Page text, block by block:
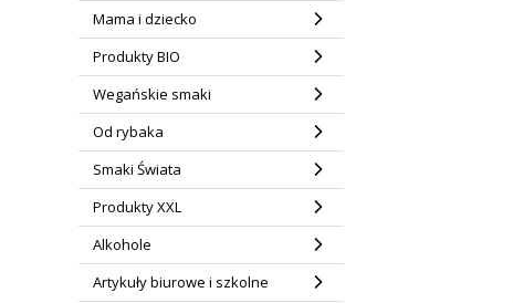
Mama i dziecko
Produkty BIO
Wegańskie smaki
Od rybaka
Smaki Świata
Produkty XXL
Alkohole
Artykuły biurowe i szkolne